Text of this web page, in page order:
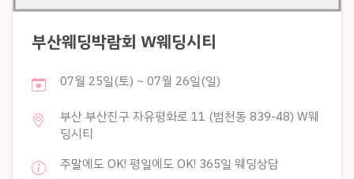
부산웨딩박람회 W웨딩시티
07월 25일(토) ~ 07월 26일(일)
부산 부산진구 자유평화로 11 (범천동 839-48) W웨
딩시티
주말에도 OK! 평일에도 OK! 365일 웨딩상담